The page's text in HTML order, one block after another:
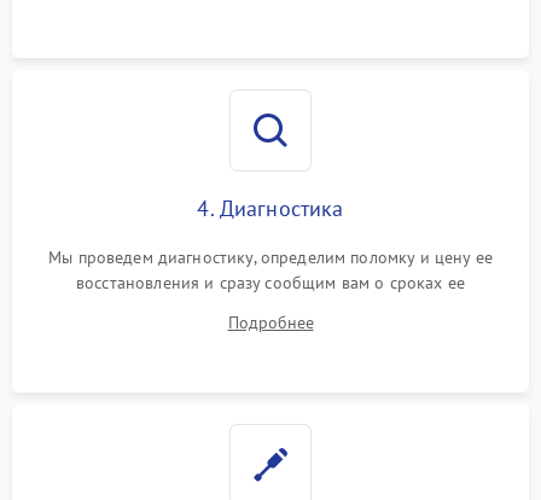
4. Диагностика
Мы проведем диагностику, определим поломку и цену ее
восстановления и сразу сообщим вам о сроках ее
Подробнее